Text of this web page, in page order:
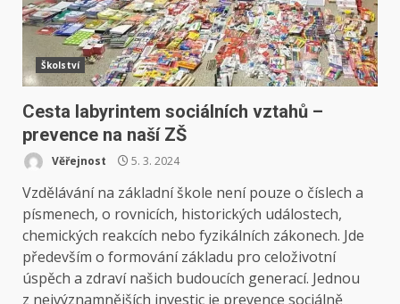
Školství
Cesta labyrintem sociálních vztahů –
prevence na naší ZŠ
Věřejnost 5. 3. 2024
Vzdělávání na základní škole není pouze o číslech a
písmenech, o rovnicích, historických událostech,
chemických reakcích nebo fyzikálních zákonech. Jde
především o formování základu pro celoživotní
úspěch a zdraví našich budoucích generací. Jednou
z nejvýznamnějších investic je prevence sociálně